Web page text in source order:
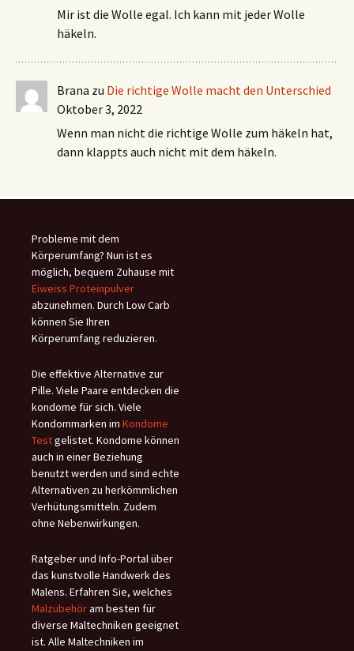
Mir ist die Wolle egal. Ich kann mit jeder Wolle
häkeln.
Brana zu Die richtige Wolle macht den Unterschied
Oktober 3, 2022
Wenn man nicht die richtige Wolle zum häkeln hat,
dann klappts auch nicht mit dem häkeln.
Probleme mit dem
Körperumfang? Nun ist es
möglich, bequem Zuhause mit
Eiweiss Proteinpulver
abzunehmen. Durch Low Carb
können Sie Ihren
Körperumfang reduzieren.
Die effektive Alternative zur
Pille. Viele Paare entdecken die
kondome für sich. Viele
Kondommarken im Kondome
Testgelistet. Kondome können
auch in einer Beziehung
benutzt werden und sind echte
Alternativen zu herkömmlichen
Verhütungsmitteln. Zudem
ohne Nebenwirkungen.
Ratgeber und Info-Portal über
das kunstvolle Handwerk des
Malens. Erfahren Sie, welches
Malzubehöram besten für
diverse Maltechniken geeignet
ist. Alle Maltechniken im